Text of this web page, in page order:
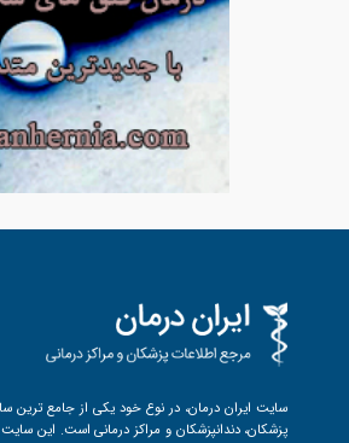
سایت ایران درمان، در نوع خود یکی از جامع ترین
پزشکان، دندانپزشکان و مراکز درمانی است. این